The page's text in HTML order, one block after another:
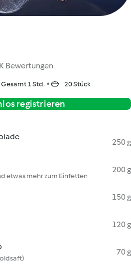
Bewertungen
Gesamt 1 Std. 20 Stück
registrieren
250 g
etwas mehr zum Einfetten
200 g
150 g
120 g
70 g